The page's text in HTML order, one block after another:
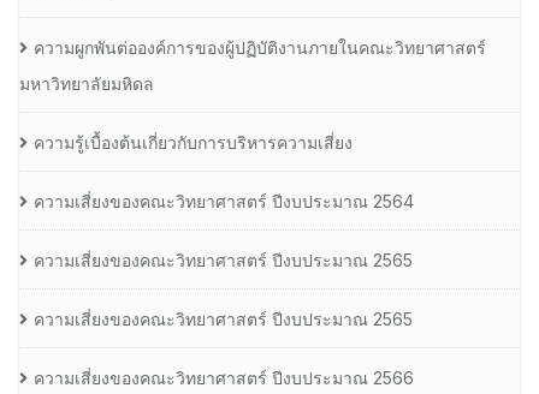
ความผูกพันต่อองค์การของผู้ปฏิบัติงานภายในคณะวิทยาศาสตร์
มหาวิทยาลัยมหิดล
ความรู้เบื้องต้นเกี่ยวกับการบริหารความเสี่ยง
ความเสี่ยงของคณะวิทยาศาสตร์ ปีงบประมาณ 2564
ความเสี่ยงของคณะวิทยาศาสตร์ ปีงบประมาณ 2565
ความเสี่ยงของคณะวิทยาศาสตร์ ปีงบประมาณ 2565
ความเสี่ยงของคณะวิทยาศาสตร์ ปีงบประมาณ 2566